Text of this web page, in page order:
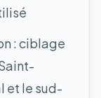
: ciblage
et le sud-